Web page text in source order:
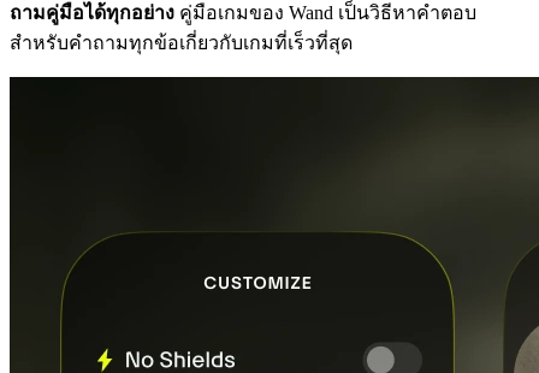
ถามคู่มือได้ทุกอย่าง คู่มือเกมของ Wand เป็นวิธีหาคำตอบ
สำหรับคำถามทุกข้อเกี่ยวกับเกมที่เร็วที่สุด